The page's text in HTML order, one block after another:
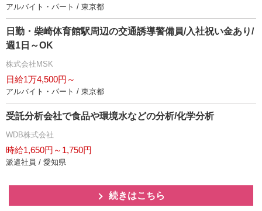
アルバイト・パート / 東京都
日勤・柴崎体育館駅周辺の交通誘導警備員/入社祝い金あり/
週1日～OK
株式会社MSK
日給1万4,500円～
アルバイト・パート / 東京都
受託分析会社で食品や環境水などの分析/化学分析
WDB株式会社
時給1,650円～1,750円
派遣社員 / 愛知県
続きはこちら